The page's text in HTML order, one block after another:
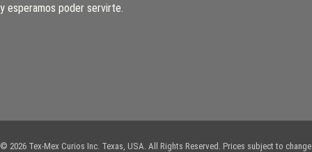
y esperamos poder servirte.
© 2026 Tex-Mex Curios Inc. Texas, USA. All Rights Reserved. Prices subject to change